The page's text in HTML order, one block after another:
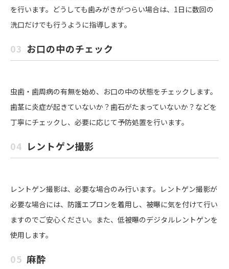
を行います。どうしても歯みがきがつらい場合は、1日に数回の
洗口だけでも行うように指導します。
03 お口の中のチェック
虫歯・歯周病の有無を始め、お口の中の状態をチェックします。
歯茎に炎症が起きていないか？歯石がたまっていないか？などを
丁寧にチェックし、必要に応じて予防処置を行います。
04 レントゲン撮影
レントゲン撮影は、必要な場合のみ行います。レントゲン撮影が
必要な場合には、防護エプロンを着用し、被曝に気を付けて行い
ますのでご安心ください。また、低被曝のデジタルレントゲンを
使用します。
05 麻酔